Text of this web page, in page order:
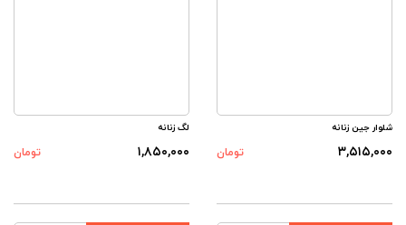
شلوار جین زنانه
۳,۵۱۵,۰۰۰ تومان
لگ زنانه
۱,۸۵۰,۰۰۰ تومان